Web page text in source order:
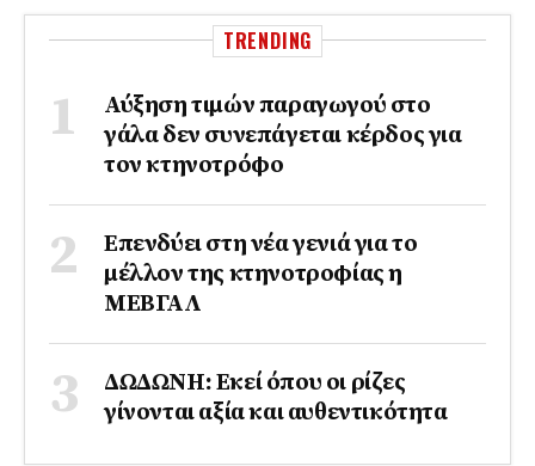
TRENDING
Αύξηση τιμών παραγωγού στο
γάλα δεν συνεπάγεται κέρδος για
τον κτηνοτρόφο
Επενδύει στη νέα γενιά για το
μέλλον της κτηνοτροφίας η
ΜΕΒΓΑΛ
ΔΩΔΩΝΗ: Εκεί όπου οι ρίζες
γίνονται αξία και αυθεντικότητα